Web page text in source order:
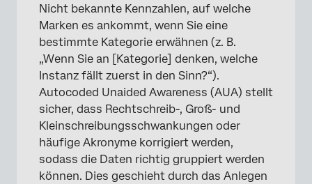
Nicht bekannte Kennzahlen, auf welche
Marken es ankommt, wenn Sie eine
bestimmte Kategorie erwähnen (z. B.
„Wenn Sie an [Kategorie] denken, welche
Instanz fällt zuerst in den Sinn?“).
Autocoded Unaided Awareness (AUA) stellt
sicher, dass Rechtschreib-, Groß- und
Kleinschreibungsschwankungen oder
häufige Akronyme korrigiert werden,
sodass die Daten richtig gruppiert werden
können. Dies geschieht durch das Anlegen